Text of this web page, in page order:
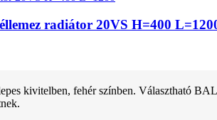
radiátor 20VS H=400
kivitelben, fehér színben. Választható